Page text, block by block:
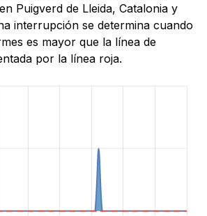
Puigverd de Lleida, Catalonia y
interrupción se determina cuando
es mayor que la línea de
por la línea roja.